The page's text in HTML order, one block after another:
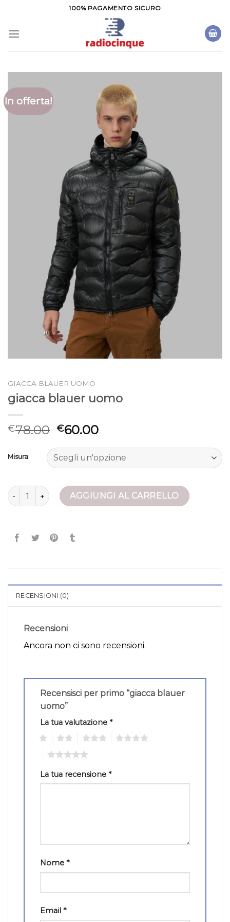
contenuti
100% PAGAMENTO SICURO
In offerta!
GIACCA BLAUER UOMO
giacca blauer uomo
€78.00 €60.00
Misura
giacca blauer uomo quantitàAGGIUNGI AL CARRELLO
RECENSIONI (0)
Recensioni
Ancora non ci sono recensioni.
Recensisci per primo “giacca blauer
uomo”
La tua valutazione *
La tua recensione *
Nome *
Email *